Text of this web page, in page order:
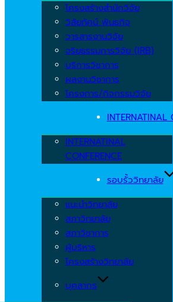
โครงสร้างสำนักวิจัย
วิสัยทัศน์ พันธกิจ
วารสารงานวิจัย
จริยธรรมการวิจัย (IRB)
บริการวิชาการ
ผลงานวิชาการ
โครงการ/กิจกรรมวิจัย
INTERNATINAL
INTERNATINAL
CONFERENCE
รอบรั้ววิทยาลัย
แนะนำวิทยาลัย
สภาวิทยาลัย
สภาวิชาการ
ผู้บริหาร
โครงสร้างวิทยาลัย
บุคลากร